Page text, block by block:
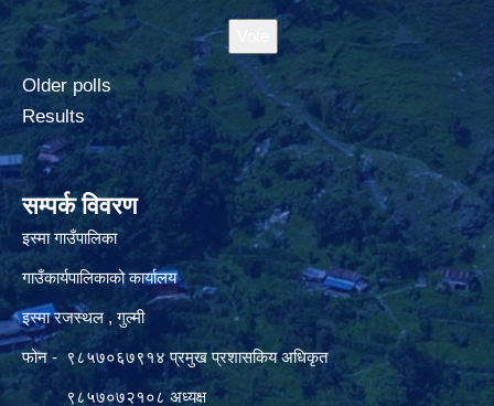
Older polls
Results
सम्पर्क विवरण
इस्मा गाउँपालिका
गाउँकार्यपालिकाको कार्यालय
इस्मा रजस्थल , गुल्मी
फोन - ९८५७०६७९१४ प्रमुख प्रशासकिय अधिकृत
९८५७०७२१०८ अध्यक्ष